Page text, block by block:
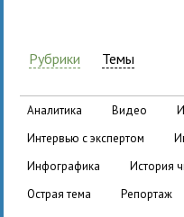
Рубрики Темы
аналитика видео
интервью с экспертом
инфографика
история
острая тема
репортаж